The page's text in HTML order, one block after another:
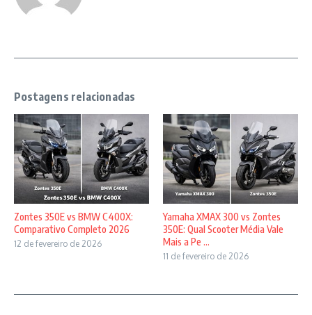
Postagens relacionadas
Zontes 350E vs BMW C400X:
Comparativo Completo 2026
12 de fevereiro de 2026
Yamaha XMAX 300 vs Zontes
350E: Qual Scooter Média Vale
Mais a Pe ...
11 de fevereiro de 2026